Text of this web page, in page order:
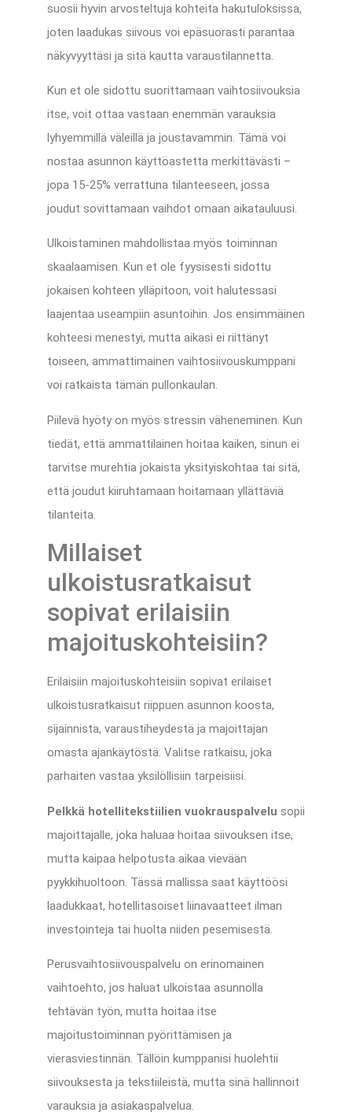
suosii hyvin arvosteltuja kohteita hakutuloksissa,
joten laadukas siivous voi epäsuorasti parantaa
näkyvyyttäsi ja sitä kautta varaustilannetta.
Kun et ole sidottu suorittamaan vaihtosiivouksia
itse, voit ottaa vastaan enemmän varauksia
lyhyemmillä väleillä ja joustavammin. Tämä voi
nostaa asunnon käyttöastetta merkittävästi –
jopa 15-25% verrattuna tilanteeseen, jossa
joudut sovittamaan vaihdot omaan aikatauluusi.
Ulkoistaminen mahdollistaa myös toiminnan
skaalaamisen. Kun et ole fyysisesti sidottu
jokaisen kohteen ylläpitoon, voit halutessasi
laajentaa useampiin asuntoihin. Jos ensimmäinen
kohteesi menestyi, mutta aikasi ei riittänyt
toiseen, ammattimainen vaihtosiivouskumppani
voi ratkaista tämän pullonkaulan.
Piilevä hyöty on myös stressin väheneminen. Kun
tiedät, että ammattilainen hoitaa kaiken, sinun ei
tarvitse murehtia jokaista yksityiskohtaa tai sitä,
että joudut kiiruhtamaan hoitamaan yllättäviä
tilanteita.
Millaiset
ulkoistusratkaisut
sopivat erilaisiin
majoituskohteisiin?
Erilaisiin majoituskohteisiin sopivat erilaiset
ulkoistusratkaisut riippuen asunnon koosta,
sijainnista, varaustiheydestä ja majoittajan
omasta ajankäytöstä. Valitse ratkaisu, joka
parhaiten vastaa yksilöllisiin tarpeisiisi.
Pelkkä hotellitekstiilien vuokrauspalvelu sopii
majoittajalle, joka haluaa hoitaa siivouksen itse,
mutta kaipaa helpotusta aikaa vievään
pyykkihuoltoon. Tässä mallissa saat käyttöösi
laadukkaat, hotellitasoiset liinavaatteet ilman
investointeja tai huolta niiden pesemisestä.
Perusvaihtosiivouspalvelu on erinomainen
vaihtoehto, jos haluat ulkoistaa asunnolla
tehtävän työn, mutta hoitaa itse
majoitustoiminnan pyörittämisen ja
vierasviestinnän. Tällöin kumppanisi huolehtii
siivouksesta ja tekstiileistä, mutta sinä hallinnoit
varauksia ja asiakaspalvelua.